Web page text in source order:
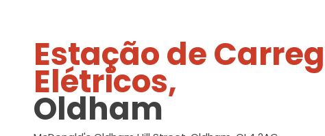
Estação de
Elétricos,
Oldham